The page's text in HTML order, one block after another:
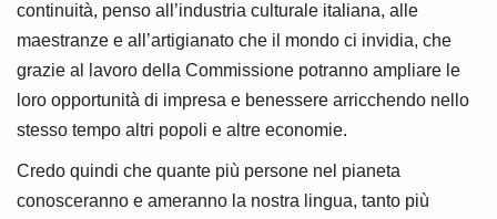
continuità, penso all’industria culturale italiana, alle
maestranze e all’artigianato che il mondo ci invidia, che
grazie al lavoro della Commissione potranno ampliare le
loro opportunità di impresa e benessere arricchendo nello
stesso tempo altri popoli e altre economie.
Credo quindi che quante più persone nel pianeta
conosceranno e ameranno la nostra lingua, tanto più